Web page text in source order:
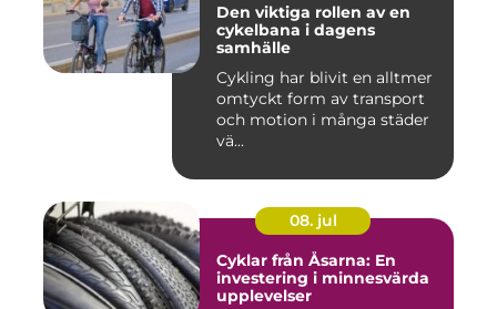
Den viktiga rollen av en
cykelbana i dagens
samhälle
Cykling har blivit en alltmer
omtyckt form av transport
och motion i många städer
vä...
08. jul
Cyklar från Åsarna: En
investering i minnesvärda
upplevelser